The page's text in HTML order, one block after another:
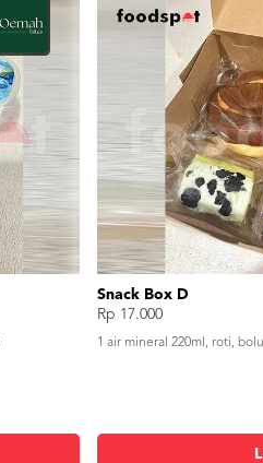
Snack Box D
Rp 17.000
1 air mineral 220ml, roti,